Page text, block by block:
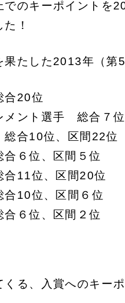
でのキーポイントを
！
果たした2013年（第
20位
ント選手 総合７位
合10位、区間22位
６位、区間５位
11位、区間20位
10位、区間６位
６位、区間２位
る、入賞へのキー